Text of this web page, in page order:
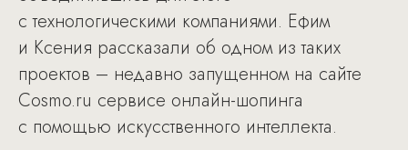
с технологическими компаниями. Ефим
и Ксения рассказали об одном из таких
проектов – недавно запущенном на сайте
Cosmo.ru сервисе онлайн-шопинга
с помощью искусственного интеллекта.